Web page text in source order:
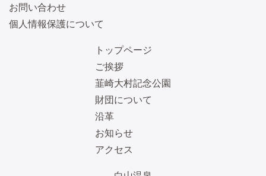
お問い合わせ
個人情報保護について
トップページ
ご挨拶
韮崎大村記念公園
財団について
沿革
お知らせ
アクセス